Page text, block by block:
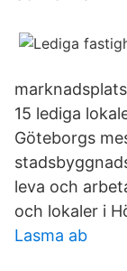
15 lediga
Göteborgs
leva och
och lokaler i
Lasma ab